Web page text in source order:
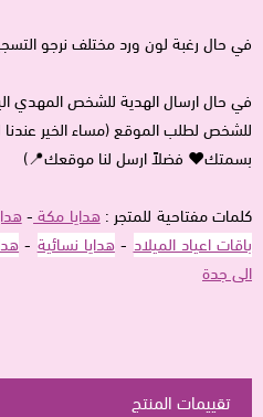
في حال رغبة لون ورد مختلف نرجو
في حال ارسال الهدية للشخص المهدي
للشخص لطلب الموقع (مساء الخير
بسمتك♥ فضلاً ارسل لنا موقعك📍)
كلمات مفتاحية للمتجر :هدايا مكة -
باقات اعياد الميلاد -هدايا نسائية -
الى جدة
تقييمات المنتج